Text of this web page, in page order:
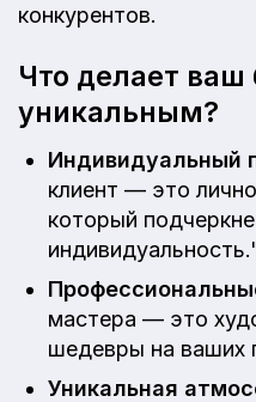
конкурентов.
Что делает
уникальным?
Индивидуальный
клиент — это
который
мастера — это
шедевры на ваших
Уникальная